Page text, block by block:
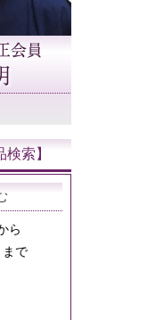
索】